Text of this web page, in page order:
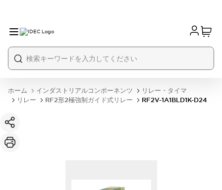
ホーム インダストリアルコンポーネンツ
リレー・タイマ
リレー
RF2形2極強制ガイド式リレー RF2V-1A1BLD1K-D24